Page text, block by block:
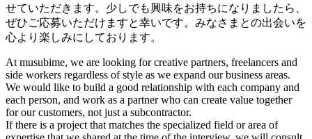
せていただきます。少しでも興味をお持ちになりましたら、
ぜひご応募いただけますと幸いです。みなさまとの出会いを
心より楽しみにしております。
At musubime, we are looking for creative partners, freelancers and
side workers regardless of style as we expand our business areas.
We would like to build a good relationship with each company and
each person, and work as a partner who can create value together
for our customers, not just a subcontractor.
If there is a project that matches the specialized field or area of